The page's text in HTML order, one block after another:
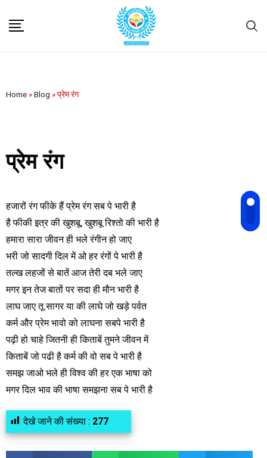
Home »Blog »प्रेम रंग
प्रेम रंग
हजारों रंग फीके हैं प्रेम रंग सब पे भारी है
है फीकी इत्र की खुशबू, खुशबू रिश्तो की भारी है
हमारा सारा जीवन ही भले रंगीन हो जाए
भरी जो सादगी दिल में ओ हर रंगों पे भारी है
तल्ख लहजों से बातें आज तेरी दब भले जाए
मगर इन तेज बातों पर सदा ही मौन भारी है
लाघ जाए तू सागर या की लाघे जो खड़े पर्वत
कर्म और प्रेम भावो को लाघना सबपे भारी है
पढ़ी हो चाहे जितनी ही किताबें तुमने जीवन में
किताबें जो पढी है कर्म की वो सब पे भारी है
समझ जाओ भले ही विश्व की हर एक भाषा को
मगर दिल भाव की भाषा समझना सब पे भारी है
देखे जाने की संख्या : 277